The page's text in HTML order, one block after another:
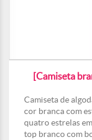
[Camiseta
Camiseta de
cor branca com
quatro estrelas
top branco com